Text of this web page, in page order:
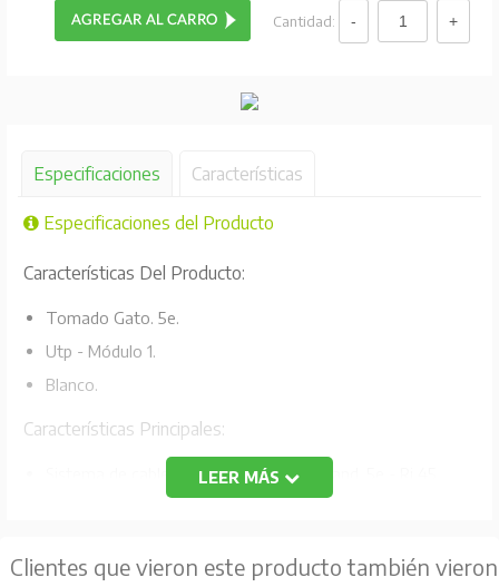
Cantidad:
Especificaciones Características
Especificaciones del Producto
Características Del Producto:
Tomado Gato. 5e.
Utp - Módulo 1.
Blanco.
Características Principales:
Sistema de cableado Gato Lcs² ™ Legrand. 5e - Rj 45.
Adecuado para un solo Awg 22 A Awg 26 y Awg 26
LEER MÁS
Clientes que vieron este producto también vieron